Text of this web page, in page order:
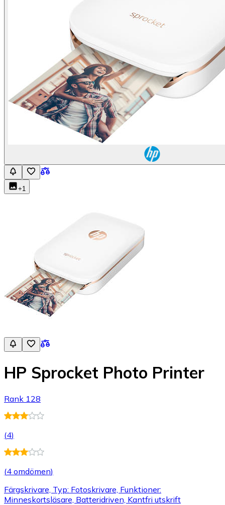
+1
HP Sprocket Photo Printer
Rank 128
(4)
(4 omdömen)
Färgskrivare, Typ: Fotoskrivare, Funktioner:
Minneskortsläsare, Batteridriven, Kantfri utskrift